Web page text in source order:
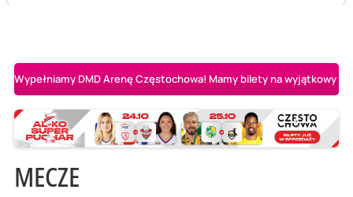
Wypełniamy DMD Arenę Częstochowa! Mamy bilety na wyjątkowy
MECZE